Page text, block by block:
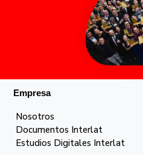
Empresa
Nosotros
Documentos Interlat
Estudios Digitales Interlat